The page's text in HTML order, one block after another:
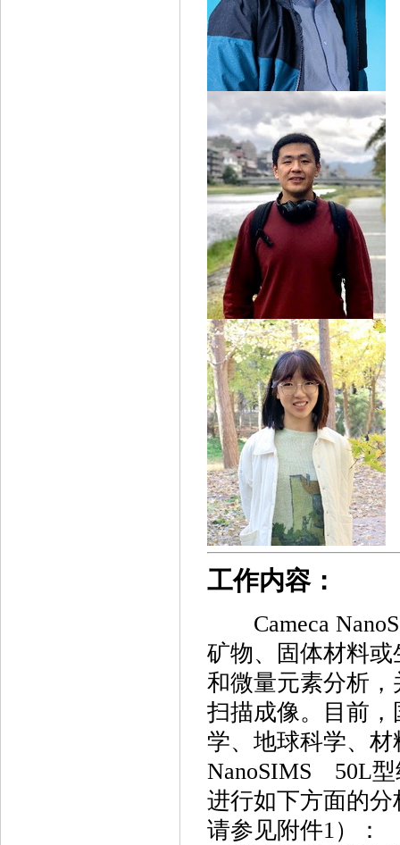
工作内容：
Cameca
矿物、固体材料
和微量元素分析
扫描成像。目前，
学、地球科学、
NanoSIMS 50L型
进行如下方面的
请参见附件1）：